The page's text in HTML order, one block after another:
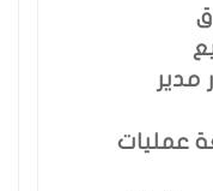
مدير
عمليات